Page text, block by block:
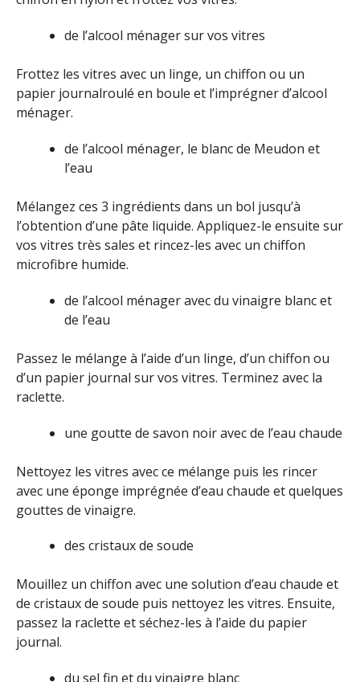
de l’alcool ménager sur vos vitres
Frottez les vitres avec un linge, un chiffon ou un
papier journalroulé en boule et l’imprégner d’alcool
ménager.
de l’alcool ménager, le blanc de Meudon et
l’eau
Mélangez ces 3 ingrédients dans un bol jusqu’à
l’obtention d’une pâte liquide. Appliquez-le ensuite sur
vos vitres très sales et rincez-les avec un chiffon
microfibre humide.
de l’alcool ménager avec du vinaigre blanc et
de l’eau
Passez le mélange à l’aide d’un linge, d’un chiffon ou
d’un papier journal sur vos vitres. Terminez avec la
raclette.
une goutte de savon noir avec de l’eau chaude
Nettoyez les vitres avec ce mélange puis les rincer
avec une éponge imprégnée d’eau chaude et quelques
gouttes de vinaigre.
des cristaux de soude
Mouillez un chiffon avec une solution d’eau chaude et
de cristaux de soude puis nettoyez les vitres. Ensuite,
passez la raclette et séchez-les à l’aide du papier
journal.
du sel fin et du vinaigre blanc